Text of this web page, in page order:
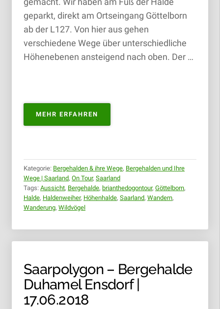
gemacht. Wir haben am Fuß der Halde
geparkt, direkt am Ortseingang Göttelborn
ab der L127. Von hier aus gehen
verschiedene Wege über unterschiedliche
Höhenebenen ansteigend nach oben. Der …
MEHR ERFAHREN
GÖTTELBORN
Kategorie: Bergehalden & ihre Wege, Bergehalden und Ihre
Wege | Saarland, On Tour, Saarland
Tags: Aussicht, Bergehalde, brianthedogontour, Göttelborn,
Halde, Haldenweiher, Höhenhalde, Saarland, Wandern,
Wanderung, Wildvögel
Saarpolygon – Bergehalde
Duhamel Ensdorf |
17.06.2018